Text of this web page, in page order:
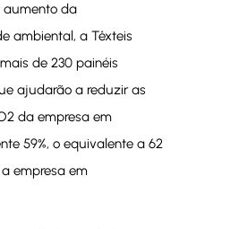
aumento da
ambiental, a Têxteis
de 230 painéis
ajudarão a reduzir as
da empresa em
59%, o equivalente a 62
empresa em